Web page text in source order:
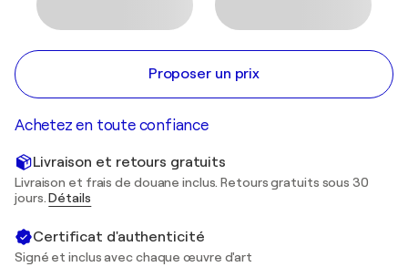
Proposer un prix
Achetez en toute confiance
Livraison et retours gratuits
Livraison et frais de douane inclus. Retours gratuits sous 30
jours.Détails
Certificat d'authenticité
Signé et inclus avec chaque œuvre d'art